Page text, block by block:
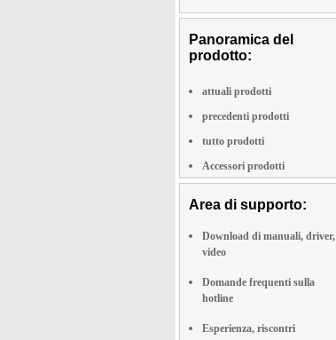
Panoramica del
prodotto:
attuali prodotti
precedenti prodotti
tutto prodotti
Accessori prodotti
Area di supporto:
Download di manuali, driver,
video
Domande frequenti sulla
hotline
Esperienza, riscontri